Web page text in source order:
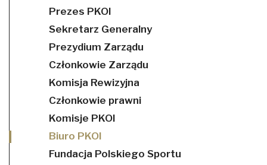
Prezes PKOl
Sekretarz Generalny
Prezydium Zarządu
Członkowie Zarządu
Komisja Rewizyjna
Członkowie prawni
Komisje PKOl
Biuro PKOl
Fundacja Polskiego Sportu